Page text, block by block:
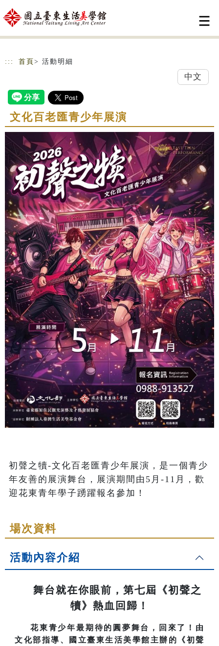
跳到主要內容
網站導覽
::: 首頁 > 活動明細
中文
文化百老匯青少年展演
初聲之犢-文化百老匯青少年展演，是一個青少
年友善的展演舞台，展演期間由5月-11月，歡
迎花東青年學子踴躍報名參加！
場次資料
活動內容介紹
舞台就在你眼前，第七屆《初聲之
犢》熱血回歸！
花東青少年最期待的圓夢舞台，回來了！由
文化部指導、國立臺東生活美學館主辦的《初聲